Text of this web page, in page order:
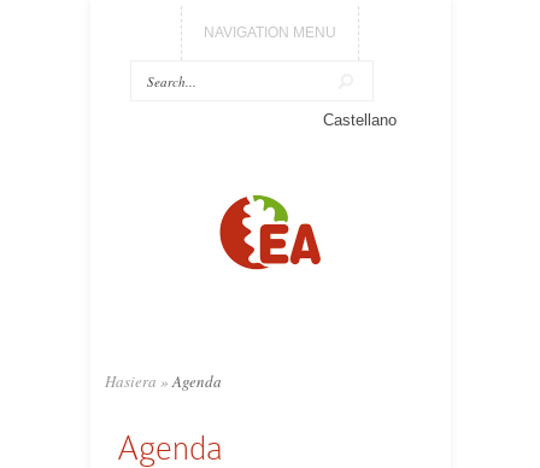
NAVIGATION MENU
Castellano
Hasiera » Agenda
Agenda